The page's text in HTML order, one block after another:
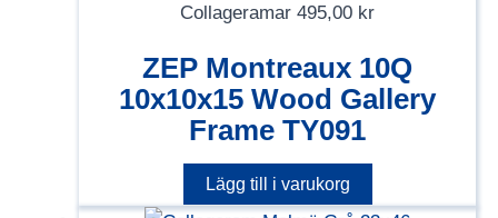
Collageramar 495,00 kr
ZEP Montreaux 10Q
10x10x15 Wood Gallery
Frame TY091
Lägg till i varukorg